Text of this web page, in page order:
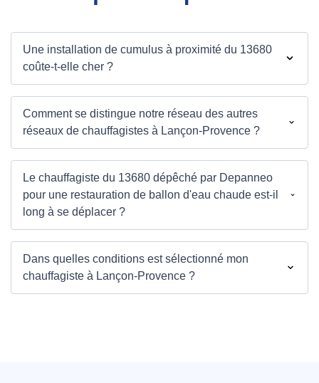
Une installation de cumulus à proximité du 13680
coûte-t-elle cher ?
Comment se distingue notre réseau des autres
réseaux de chauffagistes à Lançon-Provence ?
Le chauffagiste du 13680 dépêché par Depanneo
pour une restauration de ballon d'eau chaude est-il
long à se déplacer ?
Dans quelles conditions est sélectionné mon
chauffagiste à Lançon-Provence ?